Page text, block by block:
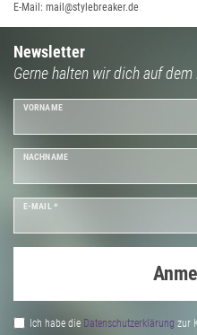
E-Mail: mail@stylebreaker.de
Newsletter
Gerne halten wir dich auf dem
VORNAME
NACHNAME
E-MAIL *
Ich habe die Daten­schutz­erklärung zur